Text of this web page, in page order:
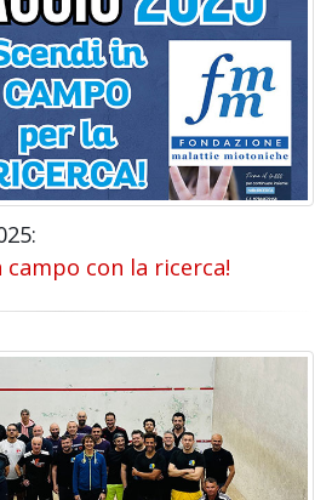
campo con la ricerca!